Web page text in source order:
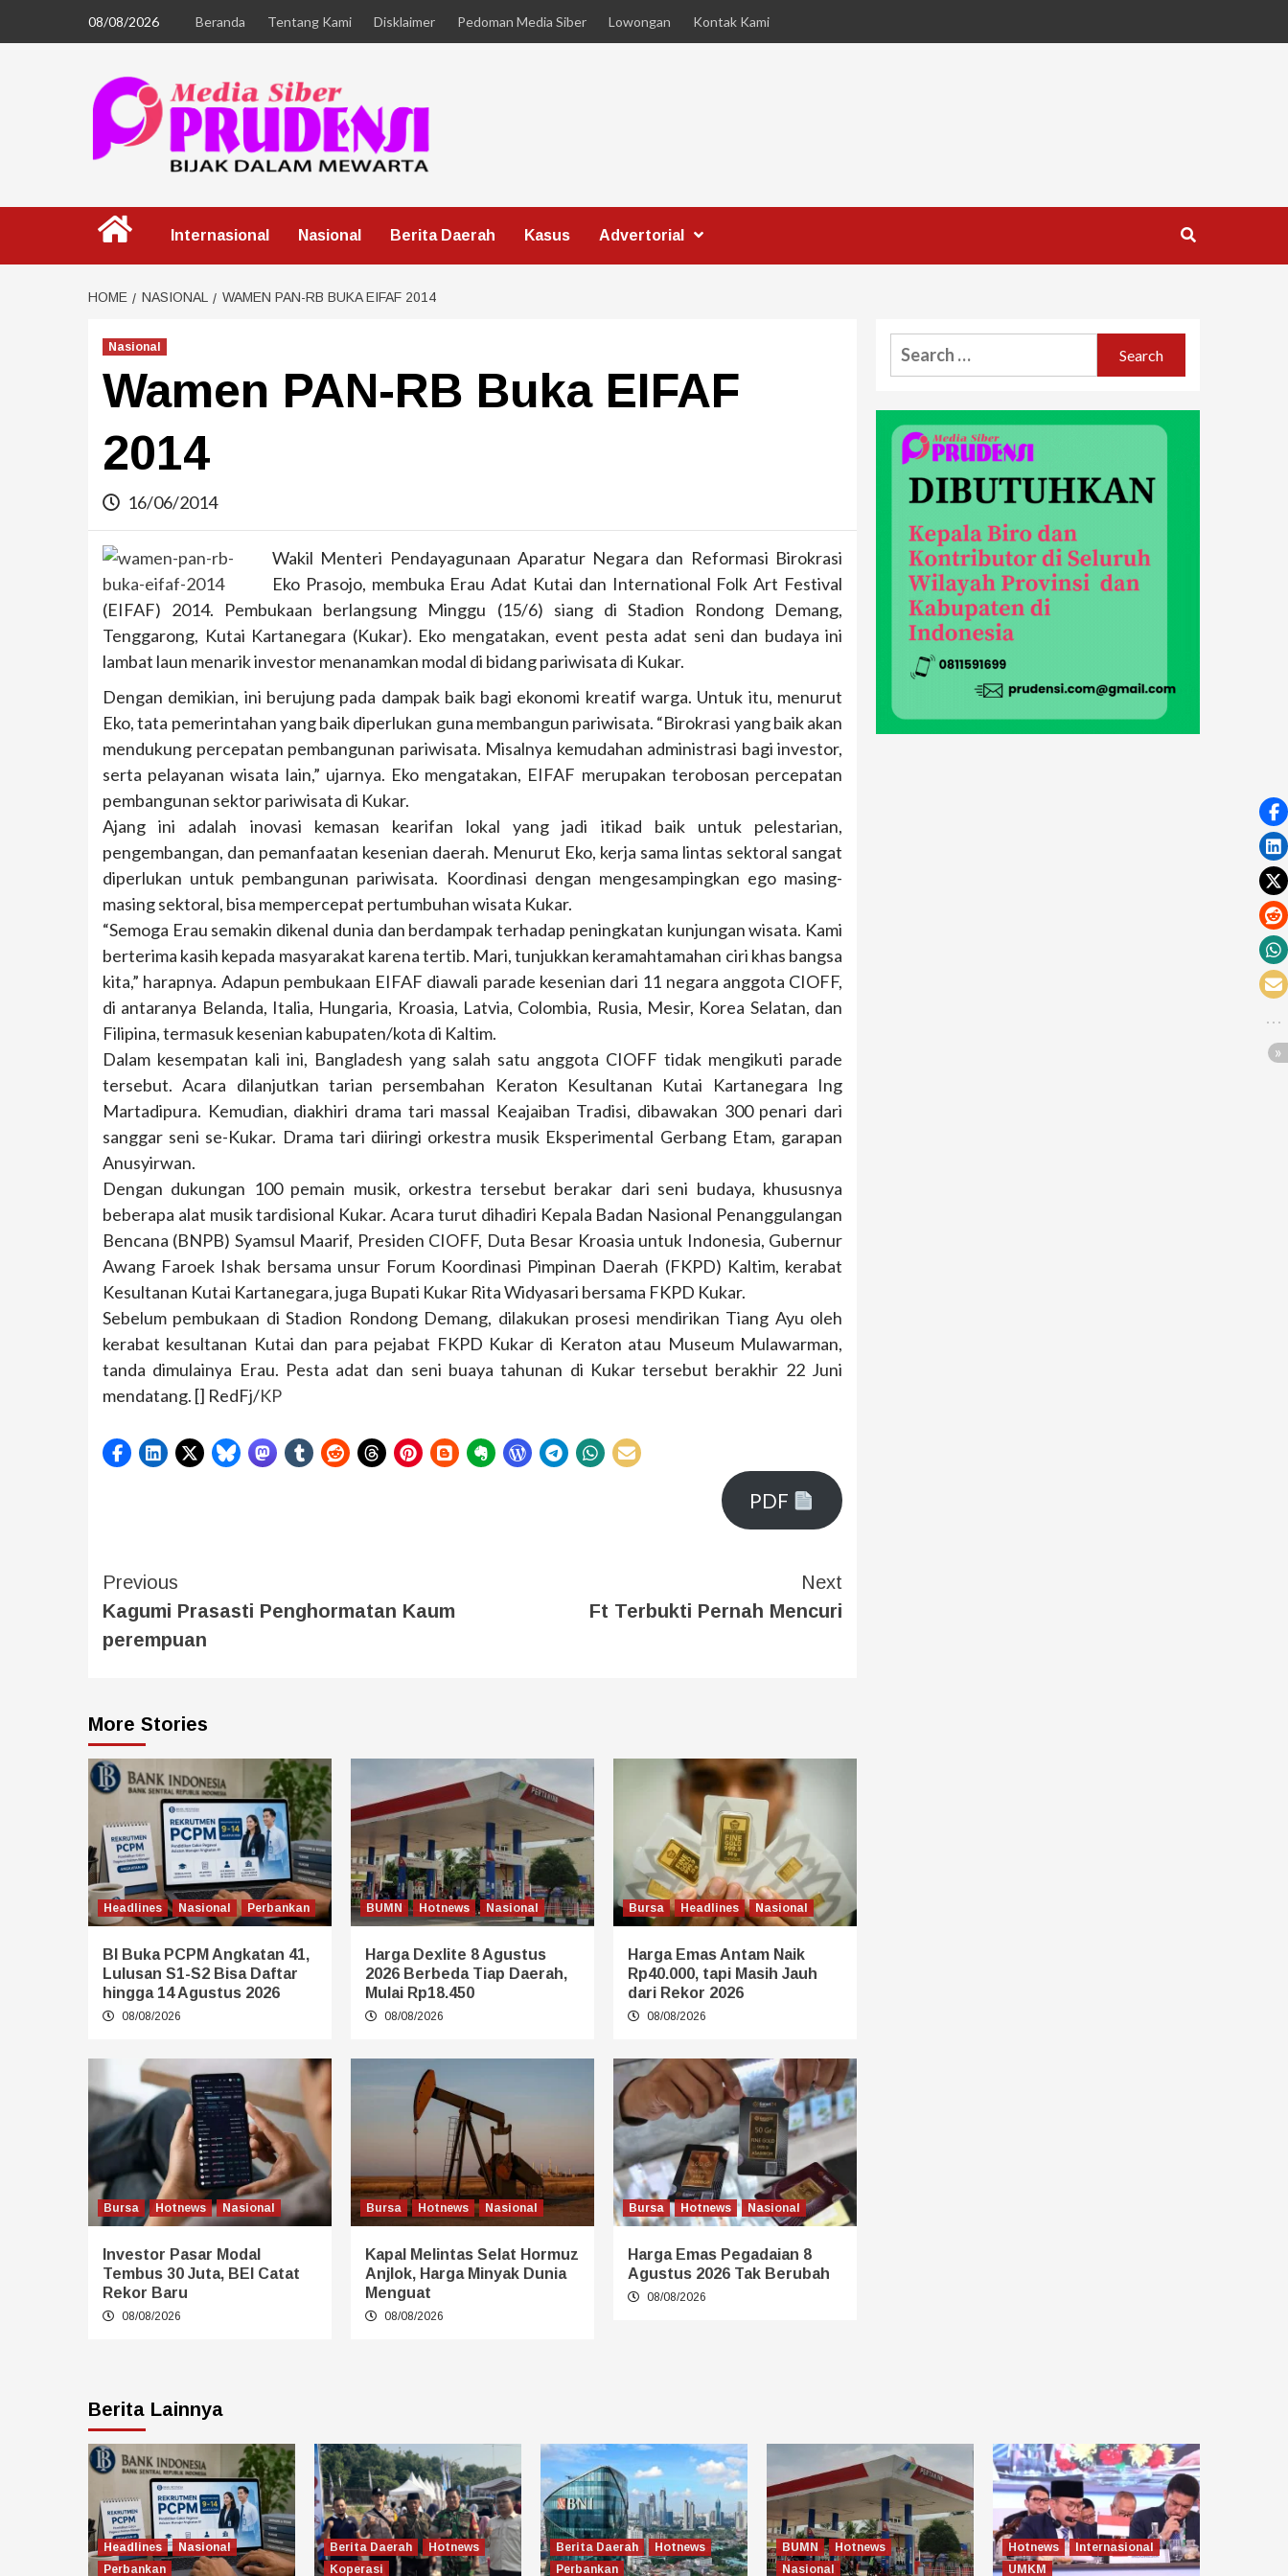
08/08/2026 Beranda Tentang Kami Disklaimer Pedoman Media Siber Lowongan Kontak Kami
Internasional Nasional Berita Daerah Kasus Advertorial
HOME NASIONAL WAMEN PAN-RB BUKA EIFAF 2014
Nasional
Wamen PAN-RB Buka EIFAF
2014
16/06/2014
Wakil Menteri Pendayagunaan Aparatur Negara dan Reformasi Birokrasi
Eko Prasojo, membuka Erau Adat Kutai dan International Folk Art Festival
(EIFAF) 2014. Pembukaan berlangsung Minggu (15/6) siang di Stadion Rondong Demang,
Tenggarong, Kutai Kartanegara (Kukar). Eko mengatakan, event pesta adat seni dan budaya ini
lambat laun menarik investor menanamkan modal di bidang pariwisata di Kukar.
Dengan demikian, ini berujung pada dampak baik bagi ekonomi kreatif warga. Untuk itu, menurut
Eko, tata pemerintahan yang baik diperlukan guna membangun pariwisata. “Birokrasi yang baik akan
mendukung percepatan pembangunan pariwisata. Misalnya kemudahan administrasi bagi investor,
serta pelayanan wisata lain,” ujarnya. Eko mengatakan, EIFAF merupakan terobosan percepatan
pembangunan sektor pariwisata di Kukar.
Ajang ini adalah inovasi kemasan kearifan lokal yang jadi itikad baik untuk pelestarian,
pengembangan, dan pemanfaatan kesenian daerah. Menurut Eko, kerja sama lintas sektoral sangat
diperlukan untuk pembangunan pariwisata. Koordinasi dengan mengesampingkan ego masing-
masing sektoral, bisa mempercepat pertumbuhan wisata Kukar.
“Semoga Erau semakin dikenal dunia dan berdampak terhadap peningkatan kunjungan wisata. Kami
berterima kasih kepada masyarakat karena tertib. Mari, tunjukkan keramahtamahan ciri khas bangsa
kita,” harapnya. Adapun pembukaan EIFAF diawali parade kesenian dari 11 negara anggota CIOFF,
di antaranya Belanda, Italia, Hungaria, Kroasia, Latvia, Colombia, Rusia, Mesir, Korea Selatan, dan
Filipina, termasuk kesenian kabupaten/kota di Kaltim.
Dalam kesempatan kali ini, Bangladesh yang salah satu anggota CIOFF tidak mengikuti parade
tersebut. Acara dilanjutkan tarian persembahan Keraton Kesultanan Kutai Kartanegara Ing
Martadipura. Kemudian, diakhiri drama tari massal Keajaiban Tradisi, dibawakan 300 penari dari
sanggar seni se-Kukar. Drama tari diiringi orkestra musik Eksperimental Gerbang Etam, garapan
Anusyirwan.
Dengan dukungan 100 pemain musik, orkestra tersebut berakar dari seni budaya, khususnya
beberapa alat musik tardisional Kukar. Acara turut dihadiri Kepala Badan Nasional Penanggulangan
Bencana (BNPB) Syamsul Maarif, Presiden CIOFF, Duta Besar Kroasia untuk Indonesia, Gubernur
Awang Faroek Ishak bersama unsur Forum Koordinasi Pimpinan Daerah (FKPD) Kaltim, kerabat
Kesultanan Kutai Kartanegara, juga Bupati Kukar Rita Widyasari bersama FKPD Kukar.
Sebelum pembukaan di Stadion Rondong Demang, dilakukan prosesi mendirikan Tiang Ayu oleh
kerabat kesultanan Kutai dan para pejabat FKPD Kukar di Keraton atau Museum Mulawarman,
tanda dimulainya Erau. Pesta adat dan seni buaya tahunan di Kukar tersebut berakhir 22 Juni
mendatang. [] RedFj/KP
PDF
Previous
Kagumi Prasasti Penghormatan Kaum
perempuan
Next
Ft Terbukti Pernah Mencuri
More Stories
Headlines Nasional Perbankan
BI Buka PCPM Angkatan 41,
Lulusan S1-S2 Bisa Daftar
hingga 14 Agustus 2026
08/08/2026
BUMN Hotnews Nasional
Harga Dexlite 8 Agustus
2026 Berbeda Tiap Daerah,
Mulai Rp18.450
08/08/2026
Bursa Headlines Nasional
Harga Emas Antam Naik
Rp40.000, tapi Masih Jauh
dari Rekor 2026
08/08/2026
Bursa Hotnews Nasional
Investor Pasar Modal
Tembus 30 Juta, BEI Catat
Rekor Baru
08/08/2026
Bursa Hotnews Nasional
Kapal Melintas Selat Hormuz
Anjlok, Harga Minyak Dunia
Menguat
08/08/2026
Bursa Hotnews Nasional
Harga Emas Pegadaian 8
Agustus 2026 Tak Berubah
08/08/2026
Berita Lainnya
Headlines
Nasional
Perbankan
Berita Daerah
Hotnews
Koperasi
Berita Daerah
Hotnews
Perbankan
BUMN
Hotnews
Nasional
Hotnews
Internasional
UMKM